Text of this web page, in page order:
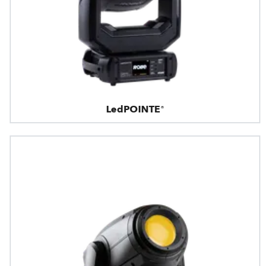
LedPOINTE®